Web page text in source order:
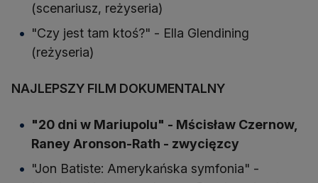
(scenariusz, reżyseria)
"Czy jest tam ktoś?" - Ella Glendining
(reżyseria)
NAJLEPSZY FILM DOKUMENTALNY
"20 dni w Mariupolu" - Mścisław Czernow,
Raney Aronson-Rath - zwycięzcy
"Jon Batiste: Amerykańska symfonia" -